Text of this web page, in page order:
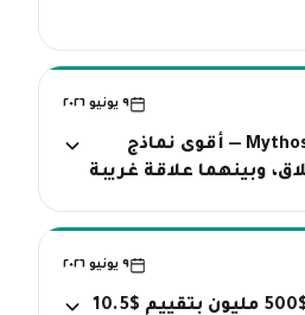
٩ يونيو ٢٠٢٦
🧬 كلود Fable 5 و Mythos 5 — أقوى نماذج
٩ يونيو ٢٠٢٦
🚀 Supabase تجمع $500 مليون بتقييم $10.5